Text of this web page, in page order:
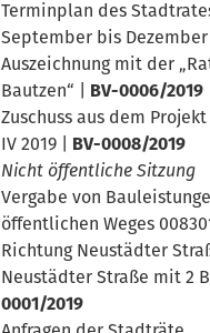
Terminplan des
September bis Dezember
Auszeichnung mit der
Bautzen“ | BV-0006/2019
Zuschuss aus dem
IV 2019 | BV-0008/2019
Nicht öffentliche Sitzung
Vergabe von
öffentlichen Weges
Richtung Neustädter
Neustädter Straße mit 2
0001/2019